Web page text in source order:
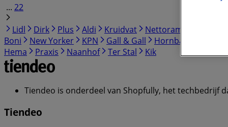
... 22
Lidl
Dirk Plus Aldi Kruidvat Nettorama
Boni
New Yorker KPN Gall & Gall Hornbach
Hema
Praxis Naanhof Ter Stal Kik
Tiendeo is onderdeel van Shopfully, het techbedrijf
Tiendeo